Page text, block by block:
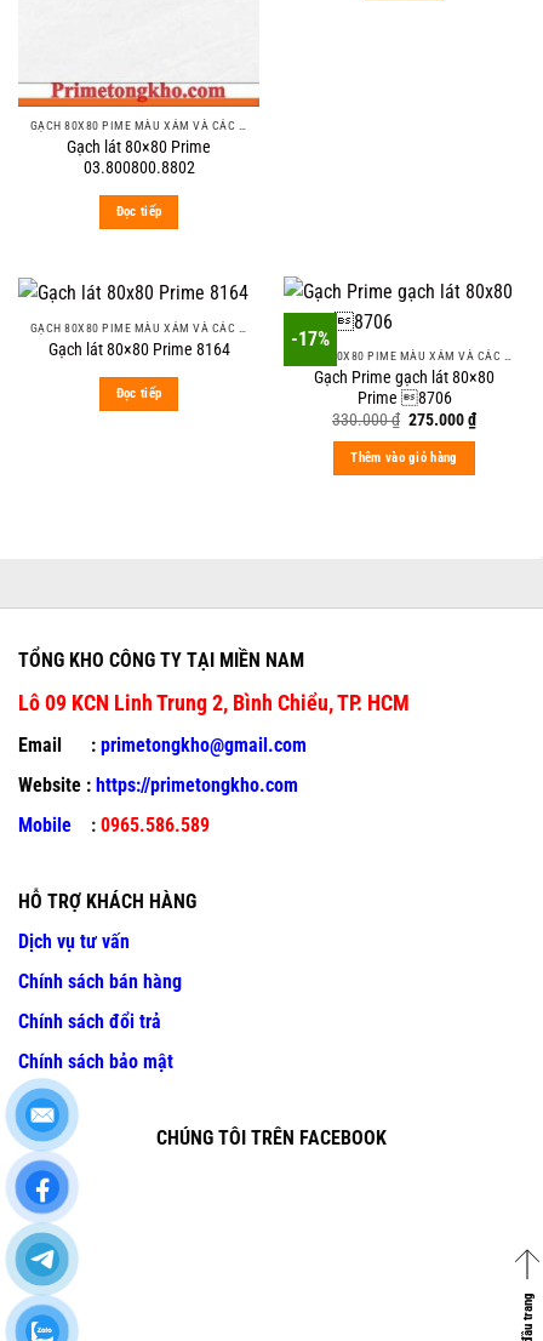
GẠCH 80X80 PIME MÀU XÁM VÀ CÁC MÀU VÂN SÁNG NHẸ
Gạch lát 80×80 Prime
03.800800.8802
Đọc tiếp
Gạch lát 80×80 Prime 8164
Đọc tiếp
-17%
GẠCH 80X80 PIME MÀU XÁM VÀ CÁC MÀU VÂN SÁNG NHẸ
Gạch Prime gạch lát 80×80
Prime 8706
330.000₫ Original
was:
330.000 ₫.
275.000₫Current
price
Thêm vào giỏ hàng
TỔNG KHO CÔNG TY TẠI MIỀN NAM
Lô 09 KCN Linh Trung 2, Bình Chiểu, TP. HCM
Email : primetongkho@gmail.com
Website : https://primetongkho.com
Mobile : 0965.586.589
HỖ TRỢ KHÁCH HÀNG
Dịch vụ tư vấn
Chính sách bán hàng
Chính sách đổi trả
Chính sách bảo mật
CHÚNG TÔI TRÊN FACEBOOK
Về đầu trang